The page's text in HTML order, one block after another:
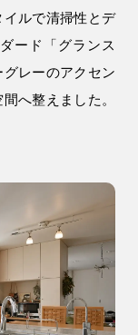
ルで清掃性とデ
ード「グランス
レーのアクセン
へ整えました。